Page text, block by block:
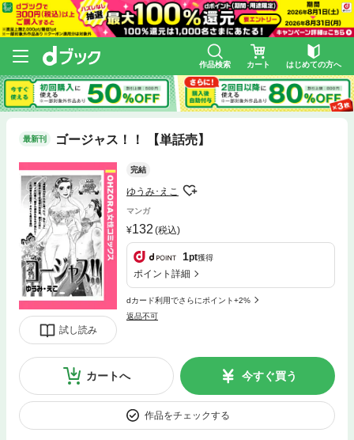
作品検索 カート はじめての方へ
最新刊 ゴージャス！！ 【単話売】
試し読み
完結
ゆうみ･えこ
マンガ
132 (税込)
1pt獲得
ポイント詳細
dカード利用でさらにポイント+2%
返品不可
カートへ 今すぐ買う
作品をチェックする